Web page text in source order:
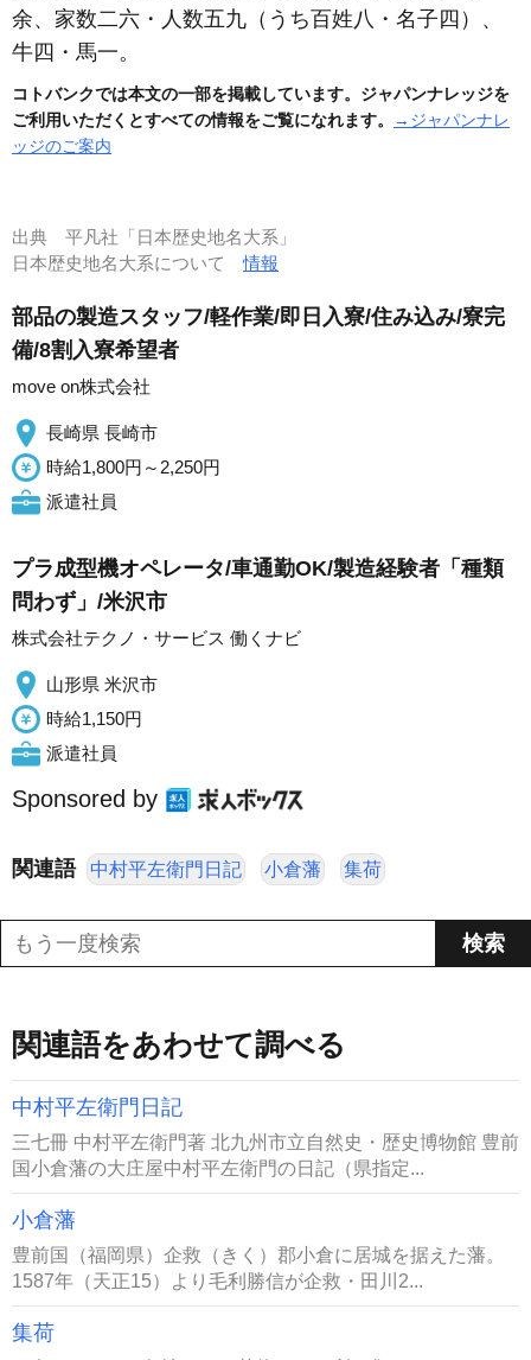
余、家数二六・人数五九 （うち百姓八・名子四） 、
牛四・馬一。
コトバンクでは本文の一部を掲載しています。ジャパンナレッジを
ご利用いただくとすべての情報をご覧になれます。
→ジャパンナレ
ッジのご案内
出典 平凡社「日本歴史地名大系」
日本歴史地名大系について情報
部品の製造スタッフ/軽作業/即日入寮/住み込み/寮完
備/8割入寮希望者
move on株式会社
長崎県 長崎市
時給1,800円～2,250円
派遣社員
プラ成型機オペレータ/車通勤OK/製造経験者「種類
問わず」/米沢市
株式会社テクノ・サービス 働くナビ
山形県 米沢市
時給1,150円
派遣社員
Sponsored by
関連語 中村平左衛門日記 小倉藩 集荷
関連語をあわせて調べる
中村平左衛門日記
三七冊 中村平左衛門著 北九州市立自然史・歴史博物館 豊前
国小倉藩の大庄屋中村平左衛門の日記（県指定...
小倉藩
豊前国（福岡県）企救（きく）郡小倉に居城を据えた藩。
1587年（天正15）より毛利勝信が企救・田川2...
集荷